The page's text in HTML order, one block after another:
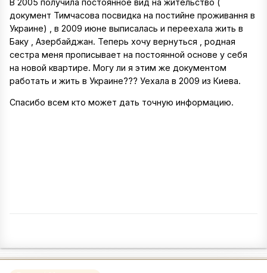
документ Тимчасова посвидка на постийне проживання в
Украине) , в 2009 июне выписалась и переехала жить в
Баку , Азербайджан. Теперь хочу вернуться , родная
сестра меня прописывает на постоянной основе у себя
на новой квартире. Могу ли я этим же документом
работать и жить в Украине??? Уехала в 2009 из Киева.
Спасибо всем кто может дать точную информацию.